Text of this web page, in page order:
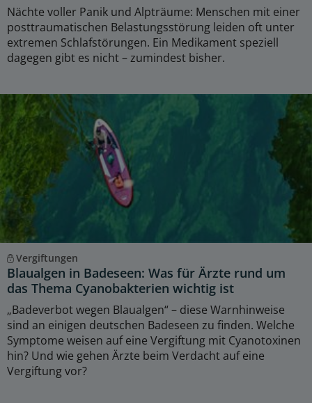
Nächte voller Panik und Alpträume: Menschen mit einer
posttraumatischen Belastungsstörung leiden oft unter
extremen Schlafstörungen. Ein Medikament speziell
dagegen gibt es nicht – zumindest bisher.
Vergiftungen
Blaualgen in Badeseen: Was für Ärzte rund um
das Thema Cyanobakterien wichtig ist
„Badeverbot wegen Blaualgen“ – diese Warnhinweise
sind an einigen deutschen Badeseen zu finden. Welche
Symptome weisen auf eine Vergiftung mit Cyanotoxinen
hin? Und wie gehen Ärzte beim Verdacht auf eine
Vergiftung vor?